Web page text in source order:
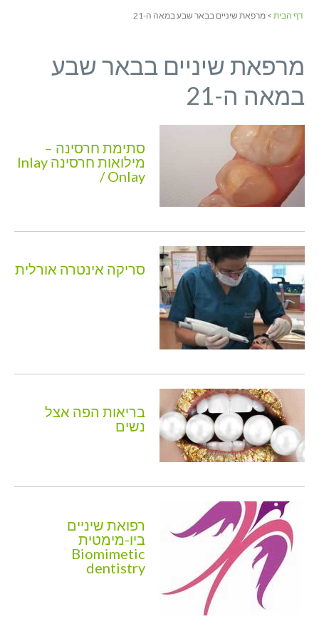
דף הבית > מרפאת שיניים בבאר שבע במאה ה-21
מרפאת שיניים בבאר שבע
במאה ה-21
סתימת חרסינה –
מילואות חרסינה Inlay
/ Onlay
סריקה אינטרה אורלית
בריאות הפה אצל
נשים
רפואת שיניים
ביו-מימטית
Biomimetic
dentistry